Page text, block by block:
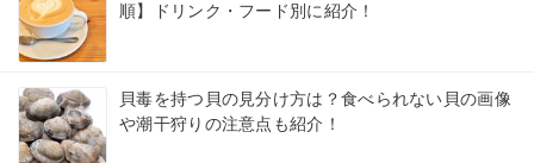
順】ドリンク・フード別に紹介！
貝毒を持つ貝の見分け方は？食べられない貝の画像
や潮干狩りの注意点も紹介！